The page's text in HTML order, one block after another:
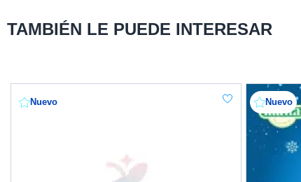
TAMBIÉN LE PUEDE INTERESAR
Nuevo Nuevo